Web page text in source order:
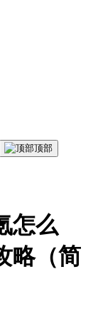
顶部
怎么
略（简